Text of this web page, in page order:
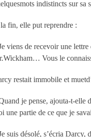
indistincts sur sa
fin, elle put reprendre :
viens de recevoir une
Vous le
restait immobile et
je pense, ajouta-t-elle
une partie de ce que je
suis désolé, s’écria